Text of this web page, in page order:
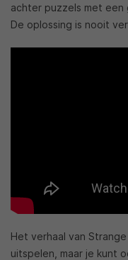
achter puzzels met een
De oplossing is nooit
Het verhaal van
uitspelen, maar je kunt